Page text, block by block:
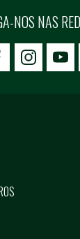
NOS NAS
facebook
icon-